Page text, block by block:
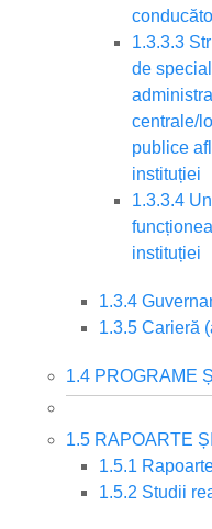
1.3.3.3
de
centrale/
publice
instituției
1.3.3.4
instituției
1.3.4
1.3.5 Carieră
1.4 PROGRAME
1.5 RAPOARTE ȘI
1.5.1
1.5.2 Studii